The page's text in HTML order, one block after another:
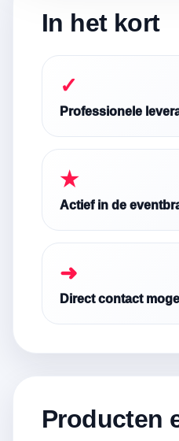
In het kort
✓
Professionele
★
Actief in de
➜
Direct contact
Producten